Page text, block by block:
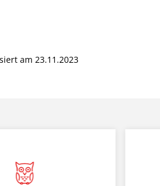
am 23.11.2023